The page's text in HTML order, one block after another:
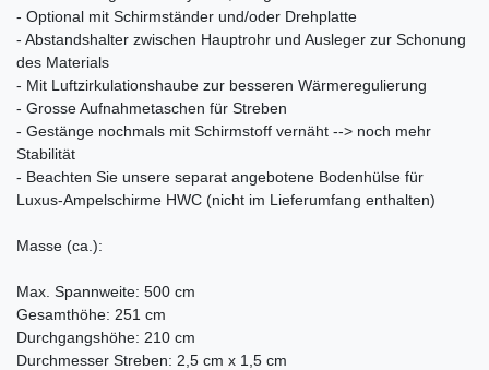
- Optional mit Schirmständer und/oder Drehplatte
- Abstandshalter zwischen Hauptrohr und Ausleger zur Schonung
des Materials
- Mit Luftzirkulationshaube zur besseren Wärmeregulierung
- Grosse Aufnahmetaschen für Streben
- Gestänge nochmals mit Schirmstoff vernäht --> noch mehr
Stabilität
- Beachten Sie unsere separat angebotene Bodenhülse für
Luxus-Ampelschirme HWC (nicht im Lieferumfang enthalten)
Masse (ca.):
Max. Spannweite: 500 cm
Gesamthöhe: 251 cm
Durchgangshöhe: 210 cm
Durchmesser Streben: 2,5 cm x 1,5 cm